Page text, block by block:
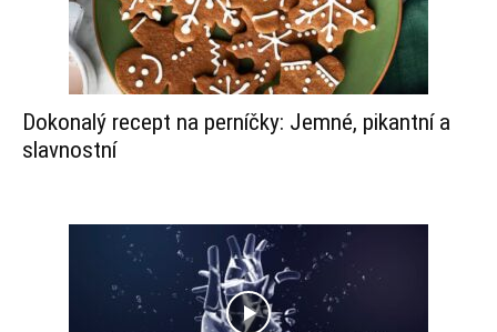
Dokonalý recept na perníčky: Jemné, pikantní a
slavnostní